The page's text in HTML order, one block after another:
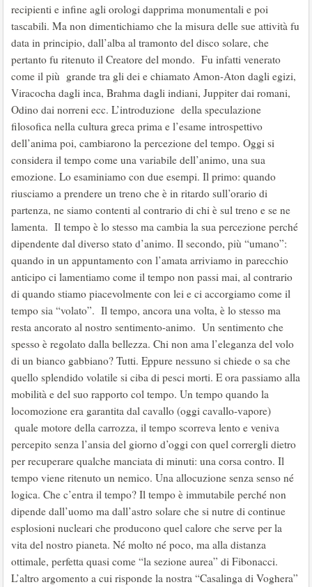
recipienti e infine agli orologi dapprima monumentali e poi
tascabili. Ma non dimentichiamo che la misura delle sue attività fu
data in principio, dall’alba al tramonto del disco solare, che
pertanto fu ritenuto il Creatore del mondo. Fu infatti venerato
come il più grande tra gli dei e chiamato Amon-Aton dagli egizi,
Viracocha dagli inca, Brahma dagli indiani, Juppiter dai romani,
Odino dai norreni ecc. L’introduzione della speculazione
filosofica nella cultura greca prima e l’esame introspettivo
dell’anima poi, cambiarono la percezione del tempo. Oggi si
considera il tempo come una variabile dell’animo, una sua
emozione. Lo esaminiamo con due esempi. Il primo: quando
riusciamo a prendere un treno che è in ritardo sull’orario di
partenza, ne siamo contenti al contrario di chi è sul treno e se ne
lamenta. Il tempo è lo stesso ma cambia la sua percezione perché
dipendente dal diverso stato d’animo. Il secondo, più “umano”:
quando in un appuntamento con l’amata arriviamo in parecchio
anticipo ci lamentiamo come il tempo non passi mai, al contrario
di quando stiamo piacevolmente con lei e ci accorgiamo come il
tempo sia “volato”. Il tempo, ancora una volta, è lo stesso ma
resta ancorato al nostro sentimento-animo. Un sentimento che
spesso è regolato dalla bellezza. Chi non ama l’eleganza del volo
di un bianco gabbiano? Tutti. Eppure nessuno si chiede o sa che
quello splendido volatile si ciba di pesci morti. E ora passiamo alla
mobilità e del suo rapporto col tempo. Un tempo quando la
locomozione era garantita dal cavallo (oggi cavallo-vapore)
quale motore della carrozza, il tempo scorreva lento e veniva
percepito senza l’ansia del giorno d’oggi con quel corrergli dietro
per recuperare qualche manciata di minuti: una corsa contro. Il
tempo viene ritenuto un nemico. Una allocuzione senza senso né
logica. Che c’entra il tempo? Il tempo è immutabile perché non
dipende dall’uomo ma dall’astro solare che si nutre di continue
esplosioni nucleari che producono quel calore che serve per la
vita del nostro pianeta. Né molto né poco, ma alla distanza
ottimale, perfetta quasi come “la sezione aurea” di Fibonacci.
L’altro argomento a cui risponde la nostra “Casalinga di Voghera”